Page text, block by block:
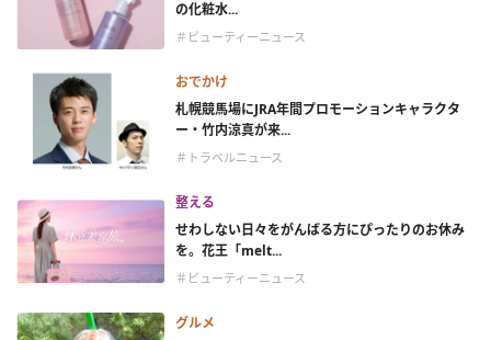
の化粧水...
＃ビューティーニュース
おでかけ
札幌競馬場にJRA年間プロモーションキャラクタ
ー・竹内涼真が来...
＃トラベルニュース
整える
せわしない日々をがんばる方にぴったりのお休み
を。花王「melt...
＃ビューティーニュース
グルメ